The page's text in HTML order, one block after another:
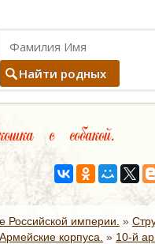
Найти родных
с собакой.
Российской империи. »
Армейские корпуса. » 10-й